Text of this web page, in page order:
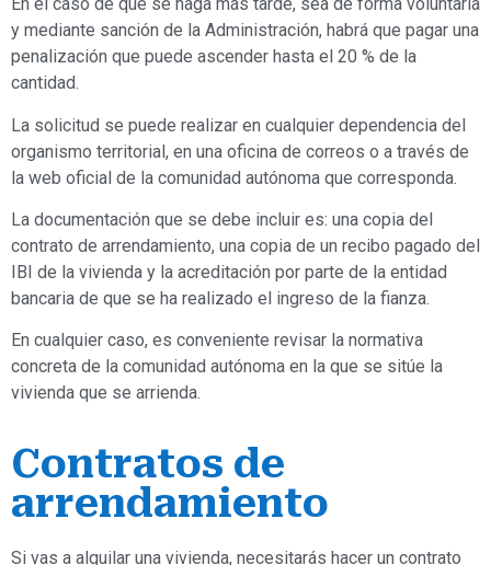
y mediante sanción de la Administración, habrá que pagar una
penalización que puede ascender hasta el 20 % de la
cantidad.
La solicitud se puede realizar en cualquier dependencia del
organismo territorial, en una oficina de correos o a través de
la web oficial de la comunidad autónoma que corresponda.
La documentación que se debe incluir es: una copia del
contrato de arrendamiento, una copia de un recibo pagado del
IBI de la vivienda y la acreditación por parte de la entidad
bancaria de que se ha realizado el ingreso de la fianza.
En cualquier caso, es conveniente revisar la normativa
concreta de la comunidad autónoma en la que se sitúe la
vivienda que se arrienda.
Contratos de
arrendamiento
Si vas a alquilar una vivienda, necesitarás hacer un contrato